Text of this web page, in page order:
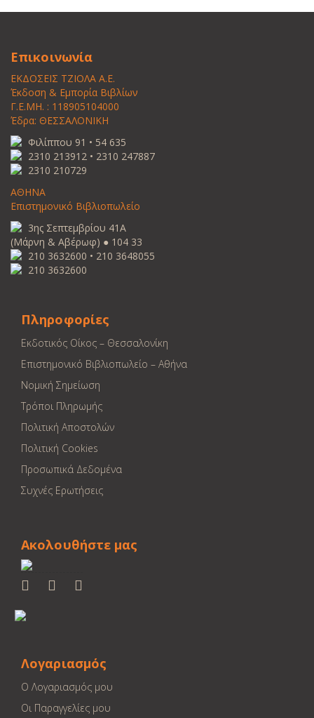
Επικοινωνία
ΕΚΔΟΣΕΙΣ ΤΖΙΟΛΑ Α.Ε.
Έκδοση & Εμπορία Βιβλίων
Γ.Ε.ΜΗ. : 118905104000
Έδρα: ΘΕΣΣΑΛΟΝΙΚΗ
Φιλίππου 91 • 54 635
2310 213912 • 2310 247887
2310 210729
ΑΘΗΝΑ
Επιστημονικό Βιβλιοπωλείο
3ης Σεπτεμβρίου 41Α
(Μάρνη & Αβέρωφ) ● 104 33
210 3632600 • 210 3648055
210 3632600
Πληροφορίες
Εκδοτικός Οίκος – Θεσσαλονίκη
Επιστημονικό Βιβλιοπωλείο – Αθήνα
Νομική Σημείωση
Τρόποι Πληρωμής
Πολιτική Αποστολών
Πολιτική Cookies
Προσωπικά Δεδομένα
Συχνές Ερωτήσεις
Ακολουθήστε μας
Λογαριασμός
Ο Λογαριασμός μου
Οι Παραγγελίες μου